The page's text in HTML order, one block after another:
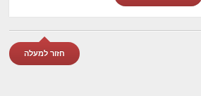
חזור למעלה